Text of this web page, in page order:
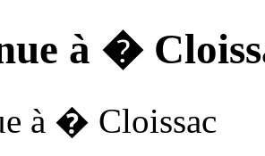
à �
à � Cloissac